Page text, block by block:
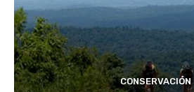
CONSERVACIÓN